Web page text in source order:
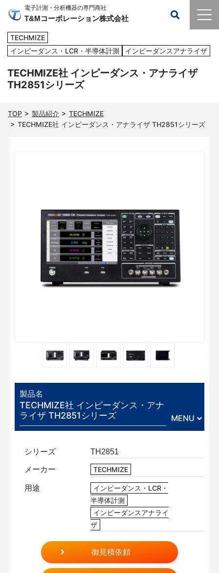
電子計測・分析機器の専門商社
T&Mコーポレーション株式会社
TECHMIZE
インピーダンス・LCR・半導体計測
インピーダンスアナライザ
TECHMIZE社 インピーダンス・アナライザ
TH2851シリーズ
TOP 製品紹介
TECHMIZE
TECHMIZE社 インピーダンス・アナライザ TH2851シリーズ
製品名
TECHMIZE社 インピーダンス・アナ
ライザ TH2851シリーズ
MENU
シリーズ TH2851
メーカー TECHMIZE
用途
インピーダンス・LCR・
半導体計測
インピーダンスアナライ
ザ
御見積依頼